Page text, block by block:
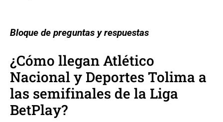
Bloque de preguntas y respuestas
¿Cómo llegan Atlético
Nacional y Deportes Tolima a
las semifinales de la Liga
BetPlay?